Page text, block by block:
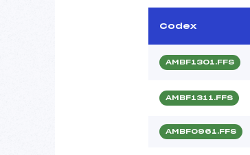
Codex
AMBF1301.FFS
AMBF1311.FFS
AMBF0961.FFS